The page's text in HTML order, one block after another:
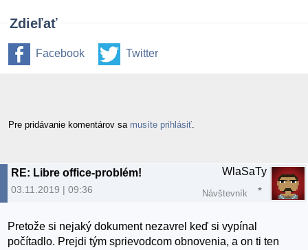
Zdieľať
Facebook Twitter
Pre pridávanie komentárov sa musíte prihlásiť
RE: Libre office-problém!
03.11.2019 | 09:36
WlaSaTy
Návštevník
Pretože si nejaký dokument nezavrel keď si vypínal
počítadlo. Prejdi tým sprievodcom obnovenia, a on ti ten